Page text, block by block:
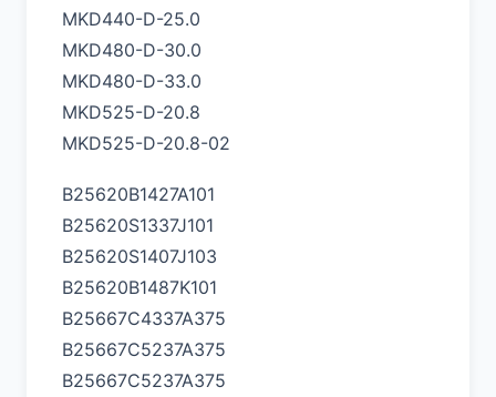
MKD440-D-25.0
MKD480-D-30.0
MKD480-D-33.0
MKD525-D-20.8
MKD525-D-20.8-02
B25620B1427A101
B25620S1337J101
B25620S1407J103
B25620B1487K101
B25667C4337A375
B25667C5237A375
B25667C5237A375